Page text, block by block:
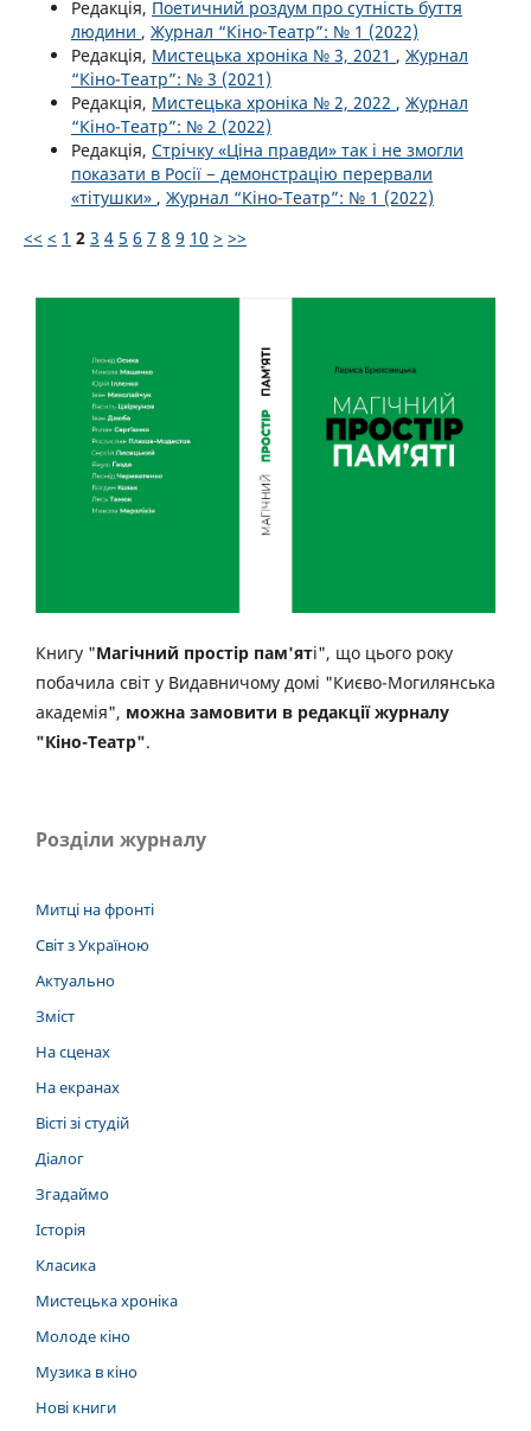
Редакція, Поетичний роздум про сутність буття
людини , Журнал “Кіно-Театр”: № 1 (2022)
Редакція, Мистецька хроніка № 3, 2021 , Журнал
“Кіно-Театр”: № 3 (2021)
Редакція, Мистецька хроніка № 2, 2022 , Журнал
“Кіно-Театр”: № 2 (2022)
Редакція, Стрічку «Ціна правди» так і не змогли
показати в Росії − демонстрацію перервали
«тітушки» , Журнал “Кіно-Театр”: № 1 (2022)
<< < 1 2 3 4 5 6 7 8 9 10 > >>
Книгу "Магічний простір пам'яті", що цього року
побачила світ у Видавничому домі "Києво-Могилянська
академія", можна замовити в редакції журналу
"Кіно-Театр".
Розділи журналу
Митці на фронті
Світ з Україною
Актуально
Зміст
На сценах
На екранах
Вісті зі студій
Діалог
Згадаймо
Історія
Класика
Мистецька хроніка
Молоде кіно
Музика в кіно
Нові книги